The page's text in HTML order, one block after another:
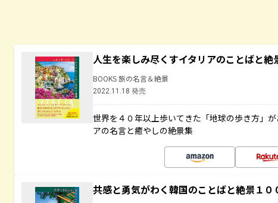
人生を楽しみ尽くすイタリアのことばと絶
BOOKS 旅の名言＆絶景
2022.11.18 発売
世界を４０年以上歩いてきた「地球の歩き方」
アの名言と癒やしの絶景集
共感と勇気がわく韓国のことばと絶景１０